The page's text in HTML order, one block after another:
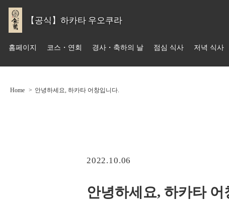
【공식】하카타 우오쿠라
홈페이지 코스・연회 경사・축하의 날 점심 식사 저녁 식사
Home 안녕하세요, 하카타 어창입니다.
2022.10.06
안녕하세요, 하카타 어